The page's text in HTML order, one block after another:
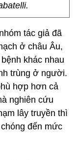
tác giả đã
ở châu Âu,
khác nhau
trùng ở người.
hợp hơn cả
nghiên cứu
lây truyền thì
đến mức